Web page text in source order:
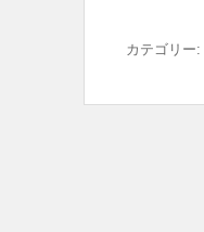
カテゴリー: